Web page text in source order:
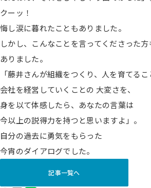
クーッ！
悔し涙に暮れたこともありました。
しかし、こんなことを言ってくださった方
ありました。
「藤井さんが組織をつくり、人を育てる
会社を経営していくことの 大変さを、
身を以て体感したら、あなたの言葉は
今以上の説得力を持つと思いますよ」。
自分の過去に勇気をもらった
今宵のダイアログでした。
記事一覧へ